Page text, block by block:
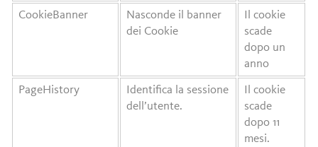
CookieBanner
Nasconde il banner
dei Cookie
Il cookie
scade
dopo un
anno
PageHistory
Identifica la sessione
dell’utente.
Il cookie
scade
dopo 11
mesi.